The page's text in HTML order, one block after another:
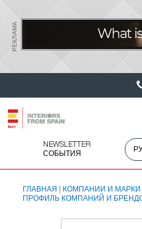
РЕКЛАМА
NEWSLETTER
СОБЫТИЯ
ГЛАВНАЯ
КОМПАНИИ И МАРКИ
ПРОФИЛЬ КОМПАНИЙ И